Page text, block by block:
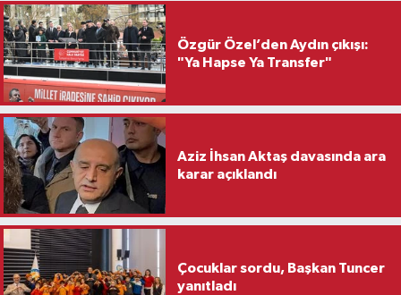
Özgür Özel’den Aydın çıkışı:
"Ya Hapse Ya Transfer"
Aziz İhsan Aktaş davasında ara
karar açıklandı
Çocuklar sordu, Başkan Tuncer
yanıtladı